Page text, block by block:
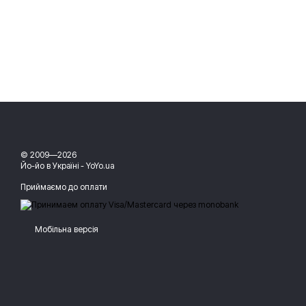
© 2009—2026
Йо-йо в Україні - YoYo.ua
Приймаємо до оплати
Мобільна версія